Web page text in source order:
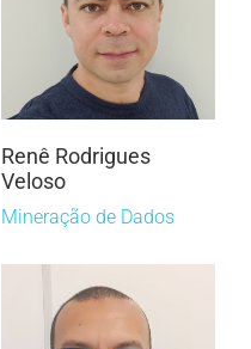
Renê Rodrigues
Veloso
Mineração de Dados